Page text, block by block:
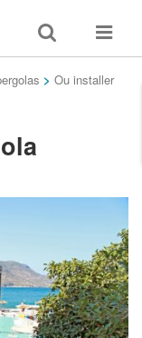
Toggle
search
Toggle
> Ou installer